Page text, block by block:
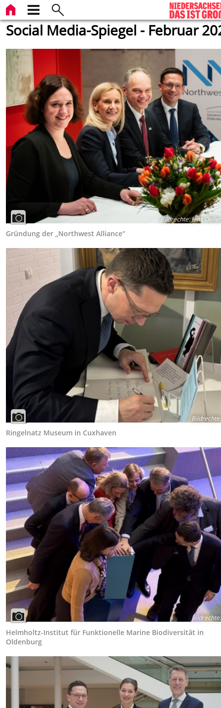
Social Media-Spiegel - Februar
Bildrechte:Jens
Gründung der „Northwest Alliance“
Bildrechte:
Ringelnatz Museum in Cuxhaven
Bildrechte:
Helmholtz-Institut für Funktionelle Marine Biodiversität in
Oldenburg